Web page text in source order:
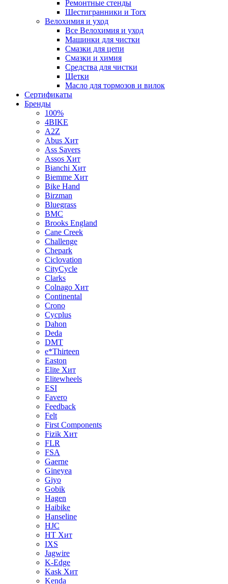
Ремонтные стенды
Шестигранники и Torx
Велохимия и уход
Все Велохимия и уход
Машинки для чистки
Смазки для цепи
Смазки и химия
Средства для чистки
Щетки
Масло для тормозов и вилок
Сертификаты
Бренды
100%
4BIKE
A2Z
Abus Хит
Ass Savers
Assos Хит
Bianchi Хит
Biemme Хит
Bike Hand
Birzman
Bluegrass
BMC
Brooks England
Cane Creek
Challenge
Chepark
Ciclovation
CityCycle
Clarks
Colnago Хит
Continental
Crono
Cycplus
Dahon
Deda
DMT
e*Thirteen
Easton
Elite Хит
Elitewheels
ESI
Favero
Feedback
Felt
First Components
Fizik Хит
FLR
FSA
Gaerne
Gineyea
Giyo
Gobik
Hagen
Haibike
Hanseline
HJC
HT Хит
IXS
Jagwire
K-Edge
Kask Хит
Kenda